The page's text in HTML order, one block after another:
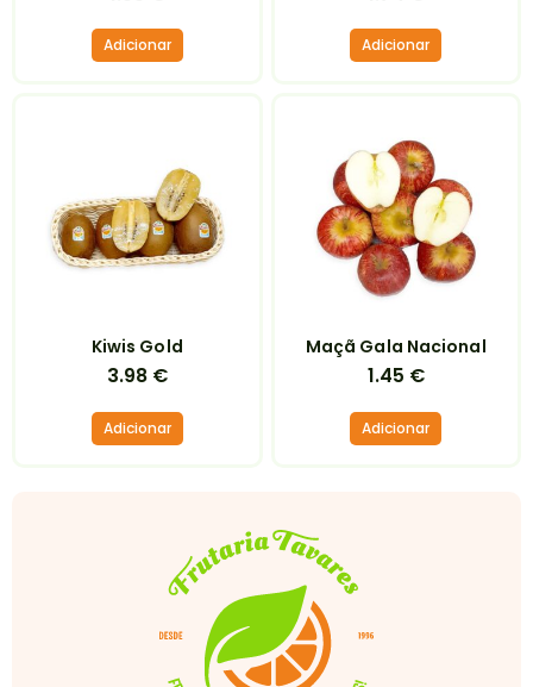
Adicionar Adicionar
Kiwis Gold
3.98 €
Adicionar
Maçã Gala Nacional
1.45 €
Adicionar